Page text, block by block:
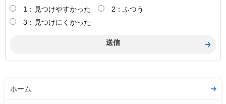
1：見つけやすかった
2：ふつう
3：見つけにくかった
ホーム